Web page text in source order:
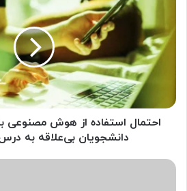
م
ت
ه
احتمال استفاده از هوش مصنوعی
دانشجویان بی‌علاقه به
ب